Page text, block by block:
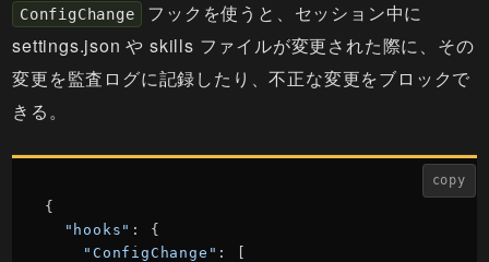
ConfigChange
フックを使うと、セッション中に
settings.json や skills ファイルが変更された際に、その
変更を監査ログに記録したり、不正な変更をブロックで
きる。
copy
{
"hooks" : {
"ConfigChange" : [